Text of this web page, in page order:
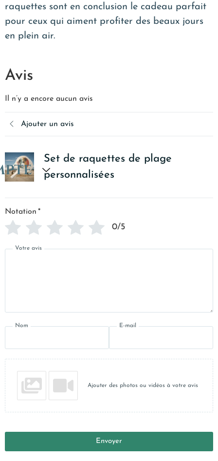
raquettes sont en conclusion le cadeau parfait
pour ceux qui aiment profiter des beaux jours
en plein air.
Avis
Il n’y a encore aucun avis
Ajouter un avis
Set de raquettes de plage
personnalisées
Notation *
0/5
Votre avis
Nom E-mail
Ajouter des photos ou vidéos à votre avis
Envoyer